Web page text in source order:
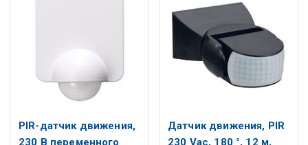
PIR-датчик движения,
230 В переменного
Датчик движения, PIR
230 Vac, 180 °, 12 м,